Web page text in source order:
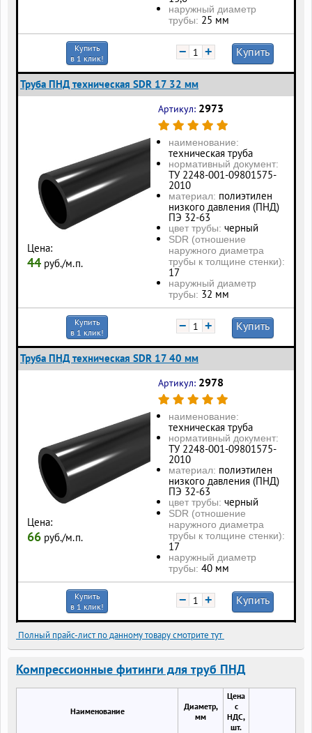
наружный диаметр
трубы: 25 мм
Купить
в 1 клик!
− + Купить
Труба ПНД техническая SDR 17 32 мм
Цена:
44 руб./м.п.
Артикул: 2973
наименование:
техническая труба
нормативный документ:
ТУ 2248-001-09801575-
2010
материал: полиэтилен
низкого давления (ПНД)
ПЭ 32-63
цвет трубы: черный
SDR (отношение
наружного диаметра
трубы к толщине стенки):
17
наружный диаметр
трубы: 32 мм
Купить
в 1 клик!
− + Купить
Труба ПНД техническая SDR 17 40 мм
Цена:
66 руб./м.п.
Артикул: 2978
наименование:
техническая труба
нормативный документ:
ТУ 2248-001-09801575-
2010
материал: полиэтилен
низкого давления (ПНД)
ПЭ 32-63
цвет трубы: черный
SDR (отношение
наружного диаметра
трубы к толщине стенки):
17
наружный диаметр
трубы: 40 мм
Купить
в 1 клик!
− + Купить
Полный прайс-лист по данному товару смотрите тут
Компрессионные фитинги для труб ПНД
Наименование
Диаметр,
мм
Цена
с
НДС,
шт.